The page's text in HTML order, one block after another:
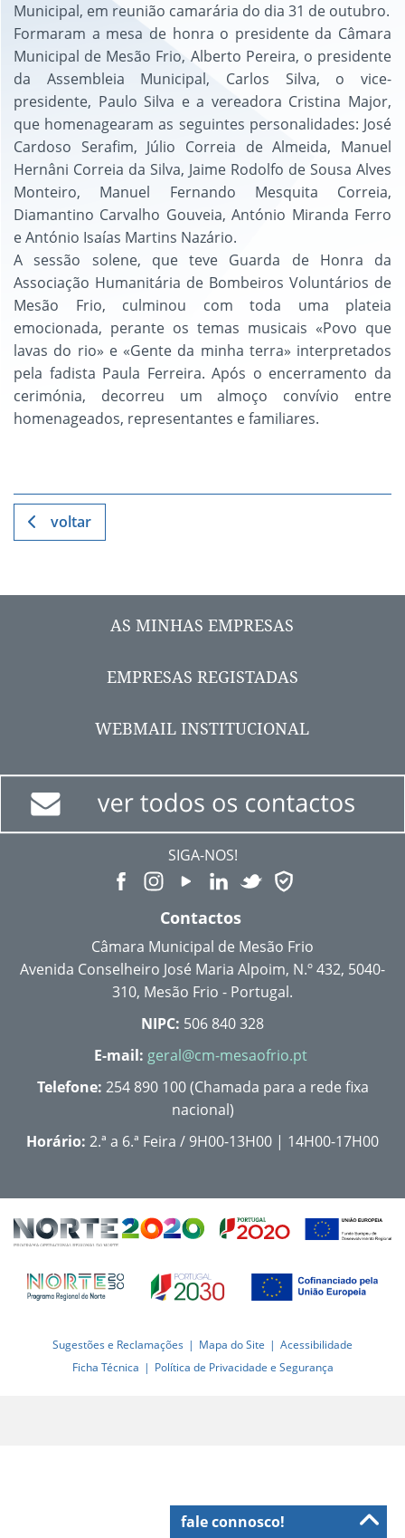
Municipal, em reunião camarária do dia 31 de outubro.
Formaram a mesa de honra o presidente da Câmara
Municipal de Mesão Frio, Alberto Pereira, o presidente
da Assembleia Municipal, Carlos Silva, o vice-
presidente, Paulo Silva e a vereadora Cristina Major,
que homenagearam as seguintes personalidades: José
Cardoso Serafim, Júlio Correia de Almeida, Manuel
Hernâni Correia da Silva, Jaime Rodolfo de Sousa Alves
Monteiro, Manuel Fernando Mesquita Correia,
Diamantino Carvalho Gouveia, António Miranda Ferro
e António Isaías Martins Nazário.
A sessão solene, que teve Guarda de Honra da
Associação Humanitária de Bombeiros Voluntários de
Mesão Frio, culminou com toda uma plateia
emocionada, perante os temas musicais «Povo que
lavas do rio» e «Gente da minha terra» interpretados
pela fadista Paula Ferreira. Após o encerramento da
cerimónia, decorreu um almoço convívio entre
homenageados, representantes e familiares.
voltar
AS MINHAS EMPRESAS
EMPRESAS REGISTADAS
WEBMAIL INSTITUCIONAL
SIGA-NOS!
Contactos
Câmara Municipal de Mesão Frio
Avenida Conselheiro José Maria Alpoim, N.º 432, 5040-
310, Mesão Frio - Portugal.
NIPC: 506 840 328
E-mail: geral@cm-mesaofrio.pt
Telefone: 254 890 100 (Chamada para a rede fixa
nacional)
Horário: 2.ª a 6.ª Feira / 9H00-13H00 | 14H00-17H00
Sugestões e Reclamações Mapa do Site
Acessibilidade
Ficha Técnica
Política de Privacidade e Segurança
fale connosco!